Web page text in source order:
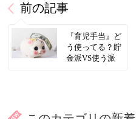
前の記事
『育児手当』ど
う使ってる？貯
金派VS使う派